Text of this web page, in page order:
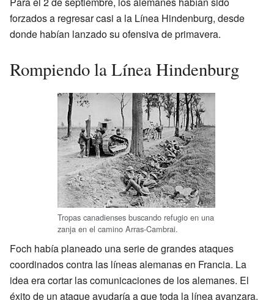
forzados a regresar casi a la Línea Hindenburg, desde
donde habían lanzado su ofensiva de primavera.
Rompiendo la Línea Hindenburg
Tropas canadienses buscando refugio en una
zanja en el camino Arras-Cambrai.
Foch había planeado una serie de grandes ataques
coordinados contra las líneas alemanas en Francia. La
idea era cortar las comunicaciones de los alemanes. El
éxito de un ataque ayudaría a que toda la línea avanzara.